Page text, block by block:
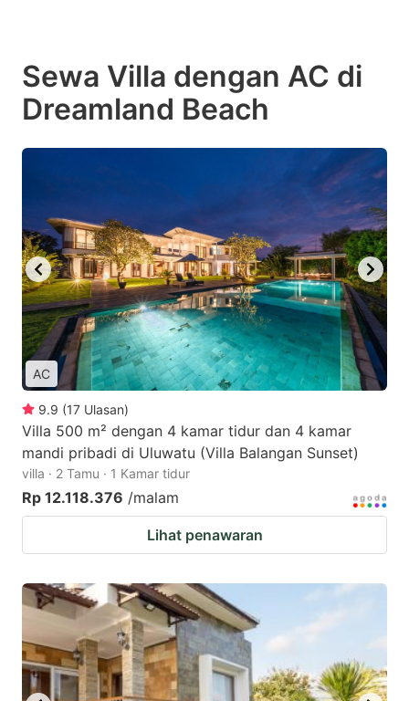
Sewa Villa dengan AC di
Dreamland Beach
AC
9.9 (17 Ulasan)
Villa 500 m² dengan 4 kamar tidur dan 4 kamar
mandi pribadi di Uluwatu (Villa Balangan Sunset)
villa · 2 Tamu · 1 Kamar tidur
Rp 12.118.376 /malam
Lihat penawaran